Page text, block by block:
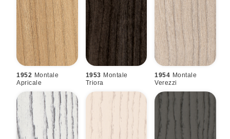
1952 Montale
Apricale
1953 Montale
Triora
1954 Montale
Verezzi